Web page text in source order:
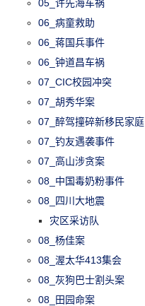
05_许先海车祸
06_病童救助
06_蒋国兵事件
06_钟道昌车祸
07_CIC校园冲突
07_胡秀华案
07_醉驾撞碎新移民家庭
07_钓友遇袭事件
07_高山涉贪案
08_中国毒奶粉事件
08_四川大地震
灾区采访队
08_杨佳案
08_渥太华413集会
08_灰狗巴士割头案
08_田园命案